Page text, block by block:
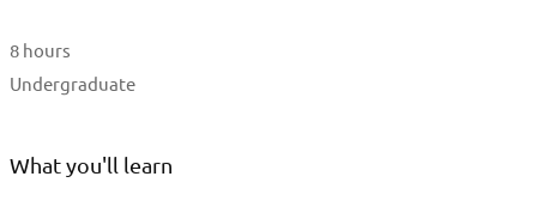
8 hours
Undergraduate
What you'll learn